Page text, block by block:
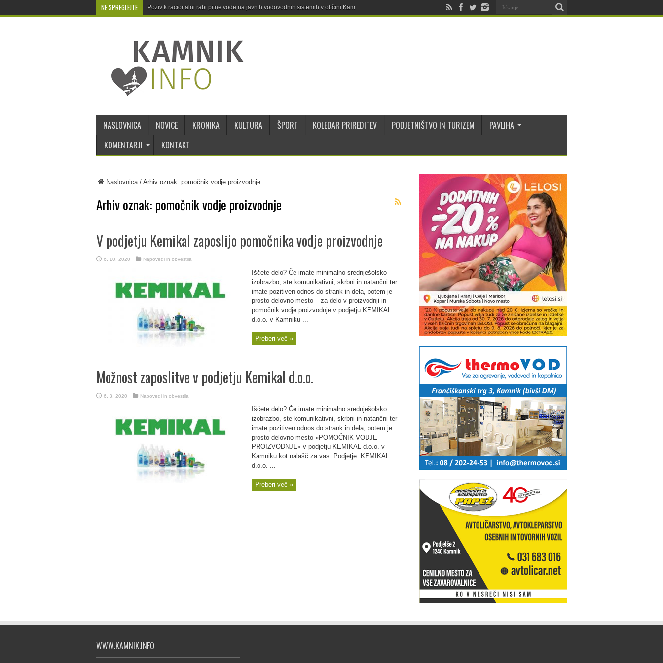
NE SPREGLEJTE Poziv k racionalni rabi pitne vode na javnih vodovodnih sistemih v občini Kamnik
NASLOVNICA NOVICE KRONIKA KULTURA ŠPORT KOLEDAR PRIREDITEV PODJETNIŠTVO IN TURIZEM
PAVLIHA
KOMENTARJI
KONTAKT
Naslovnica/ Arhiv oznak: pomočnik vodje proizvodnje
Arhiv oznak: pomočnik vodje proizvodnje
V podjetju Kemikal zaposlijo pomočnika vodje proizvodnje
6. 10. 2020 Napovedi in obvestila
Iščete delo? Če imate minimalno srednješolsko
izobrazbo, ste komunikativni, skrbni in natančni ter
imate pozitiven odnos do strank in dela, potem je
prosto delovno mesto – za delo v proizvodnji in
pomočnik vodje proizvodnje v podjetju KEMIKAL
d.o.o. v Kamniku ...
Preberi več »
Možnost zaposlitve v podjetju Kemikal d.o.o.
6. 3. 2020 Napovedi in obvestila
Iščete delo? Če imate minimalno srednješolsko
izobrazbo, ste komunikativni, skrbni in natančni ter
imate pozitiven odnos do strank in dela, potem je
prosto delovno mesto »POMOČNIK VODJE
PROIZVODNJE« v podjetju KEMIKAL d.o.o. v
Kamniku kot nalašč za vas. Podjetje KEMIKAL
d.o.o. ...
Preberi več »
WWW.KAMNIK.INFO